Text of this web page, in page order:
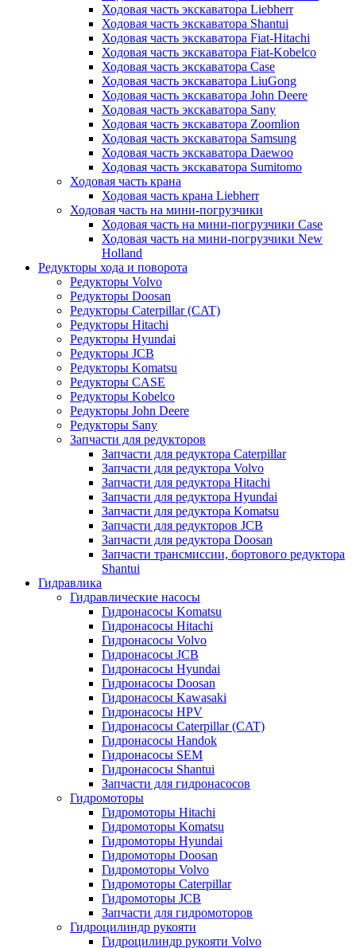
Ходовая часть экскаватора Liebherr
Ходовая часть экскаватора Shantui
Ходовая часть экскаватора Fiat-Hitachi
Ходовая часть экскаватора Fiat-Kobelco
Ходовая часть экскаватора Case
Ходовая часть экскаватора LiuGong
Ходовая часть экскаватора John Deere
Ходовая часть экскаватора Sany
Ходовая часть экскаватора Zoomlion
Ходовая часть экскаватора Samsung
Ходовая часть экскаватора Daewoo
Ходовая часть экскаватора Sumitomo
Ходовая часть крана
Ходовая часть крана Liebherr
Ходовая часть на мини-погрузчики
Ходовая часть на мини-погрузчики Case
Ходовая часть на мини-погрузчики New
Holland
Редукторы хода и поворота
Редукторы Volvo
Редукторы Doosan
Редукторы Caterpillar (CAT)
Редукторы Hitachi
Редукторы Hyundai
Редукторы JCB
Редукторы Komatsu
Редукторы CASE
Редукторы Kobelco
Редукторы John Deere
Редукторы Sany
Запчасти для редукторов
Запчасти для редуктора Caterpillar
Запчасти для редуктора Volvo
Запчасти для редуктора Hitachi
Запчасти для редуктора Hyundai
Запчасти для редуктора Komatsu
Запчасти для редукторов JCB
Запчасти для редуктора Doosan
Запчасти трансмиссии, бортового редуктора
Shantui
Гидравлика
Гидравлические насосы
Гидронасосы Komatsu
Гидронасосы Hitachi
Гидронасосы Volvo
Гидронасосы JCB
Гидронасосы Hyundai
Гидронасосы Doosan
Гидронасосы Kawasaki
Гидронасосы HPV
Гидронасосы Caterpillar (CAT)
Гидронасосы Handok
Гидронасосы SEM
Гидронасосы Shantui
Запчасти для гидронасосов
Гидромоторы
Гидромоторы Hitachi
Гидромоторы Komatsu
Гидромоторы Hyundai
Гидромоторы Doosan
Гидромоторы Volvo
Гидромоторы Caterpillar
Гидромоторы JCB
Запчасти для гидромоторов
Гидроцилиндр рукояти
Гидроцилиндр рукояти Volvo